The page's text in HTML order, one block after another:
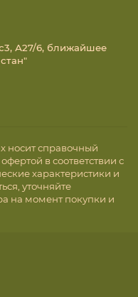
А27/6, ближайшее
носит справочный
в соответствии с
характеристики и
уточняйте
на момент покупки и